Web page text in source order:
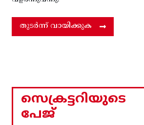
തുടർന്ന് വായിക്കുക
സെക്രട്ടറിയുടെ
പേജ്